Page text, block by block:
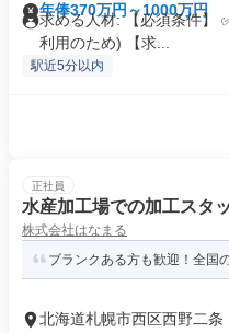
年俸370万円～1000万円
求める人材: 【必須条件】
利用のため) 【求...
駅近5分以内
正社員
水産加工場での加工スタ
株式会社はなまる
ブランクある方も歓迎！全国
北海道札幌市西区西野二条